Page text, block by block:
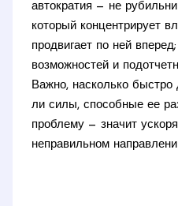
автократия — не
который концентрирует
продвигает по ней
возможностей и
Важно, насколько быстро
ли силы, способные ее
проблему — значит
неправильном